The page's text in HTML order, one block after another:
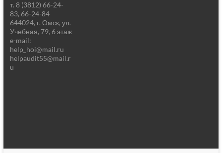
т. 8 (3812) 66-24-
83, 66-24-84
644024, г. Омск, ул.
Учебная, 79, 6 этаж
e-mail:
help_hoi@mail.ru
helpaudit55@mail.r
u